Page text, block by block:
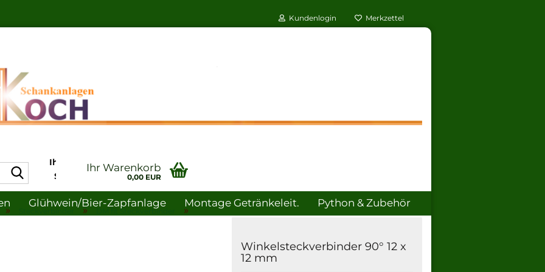
Kundenlogin Merkzettel
Suche...Ihr Profi in Sachen
Schankanlagen-
und
Gastronomiebedarf
Ihr Warenkorb
0,00 EUR
Glühwein/bier-Zapfanlage Montage Getränkeleit.
Python & Zubehör
» » DM fit Steckverbinder »
Winkelsteckverbinder 90° 12 x
12 mm